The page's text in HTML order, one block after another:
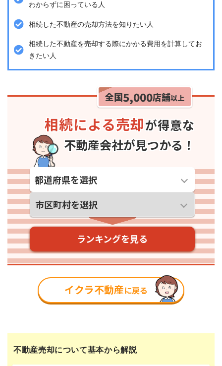
わからずに困っている人
相続した不動産の売却方法を知りたい人
相続した不動産を売却する際にかかる費用を計算してお
きたい人
不動産売却について基本から解説